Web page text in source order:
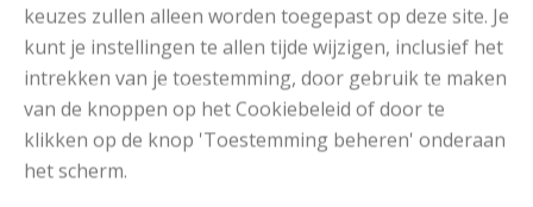
keuzes zullen alleen worden toegepast op deze site. Je
kunt je instellingen te allen tijde wijzigen, inclusief het
intrekken van je toestemming, door gebruik te maken
van de knoppen op het Cookiebeleid of door te
klikken op de knop 'Toestemming beheren' onderaan
het scherm.